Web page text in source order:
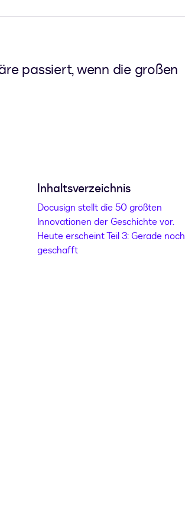
passiert, wenn die großen
Inhaltsverzeichnis
Docusign stellt die 50 größten
Innovationen der Geschichte vor.
Heute erscheint Teil 3: Gerade noch
geschafft